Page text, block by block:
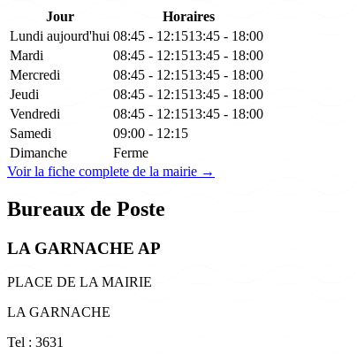
Jour
Horaires
Lundi aujourd'hui 08:45 - 12:1513:45 - 18:00
Mardi
08:45 - 12:1513:45 - 18:00
Mercredi
08:45 - 12:1513:45 - 18:00
Jeudi
08:45 - 12:1513:45 - 18:00
Vendredi
08:45 - 12:1513:45 - 18:00
Samedi
09:00 - 12:15
Dimanche
Ferme
Voir la fiche complete de la mairie →
Bureaux de Poste
LA GARNACHE AP
PLACE DE LA MAIRIE
LA GARNACHE
Tel : 3631